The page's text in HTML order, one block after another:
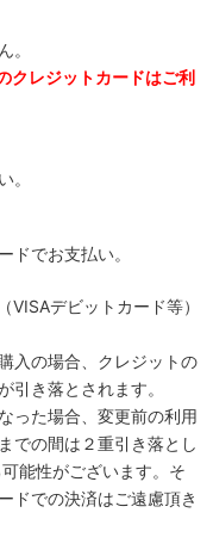
。
クレジットカードはご利
。
ドでお支払い。
VISAデビットカード等）
入の場合、クレジットの
引き落とされます。
った場合、変更前の利用
での間は２重引き落とし
能性がございます。そ
ドでの決済はご遠慮頂き